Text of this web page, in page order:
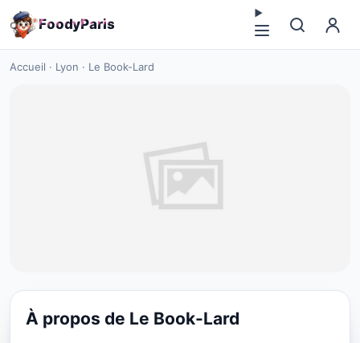
FoodyParis
Accueil · Lyon · Le Book-Lard
À propos de Le Book-Lard